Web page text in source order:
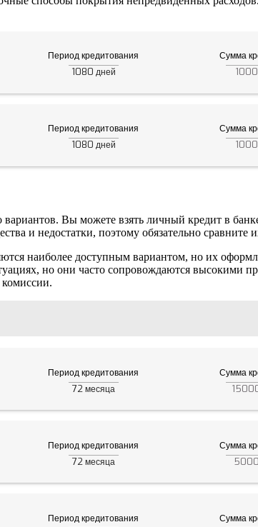
Период кредитования
1080 дней
Сумма
Период кредитования
1080 дней
Сумма
вариантов. Вы можете взять личный кредит в
и недостатки, поэтому обязательно
наиболее доступным вариантом, но их
но они часто сопровождаются высокими
Период кредитования
72месяца
Сумма
Период кредитования
72месяца
Сумма
Период кредитования Сумма